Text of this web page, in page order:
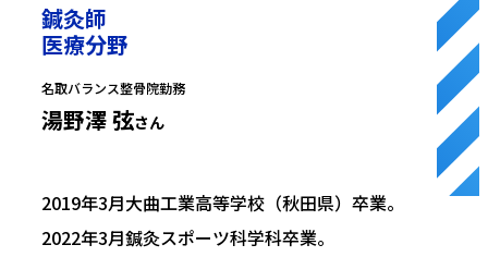
鍼灸師
医療分野
名取バランス整骨院勤務
湯野澤 弦さん
2019年3月大曲工業高等学校（秋田県）卒業。
2022年3月鍼灸スポーツ科学科卒業。